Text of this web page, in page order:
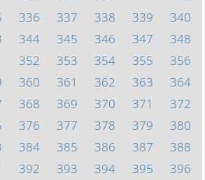
336 337 338 339
340
344 345 346 347
348
352 353 354 355
356
360 361 362 363
364
368 369 370 371
372
376 377 378 379
380
384 385 386 387
388
392 393 394 395 396